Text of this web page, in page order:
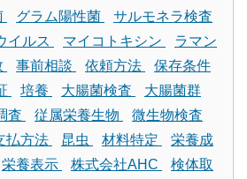
グラム陽性菌
サルモネラ検査
イルス マイコトキシン
ラマン
事前相談 依頼方法
保存条件
培養 大腸菌検査
大腸菌群
査 従属栄養生物
微生物検査
払方法 昆虫 材料特定
栄養成
栄養表示 株式会社AHC
検体取